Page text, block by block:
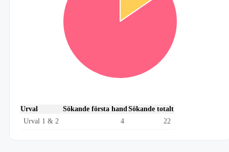
Urval Sökande första handSökande totalt
Urval 1 & 2
4 22